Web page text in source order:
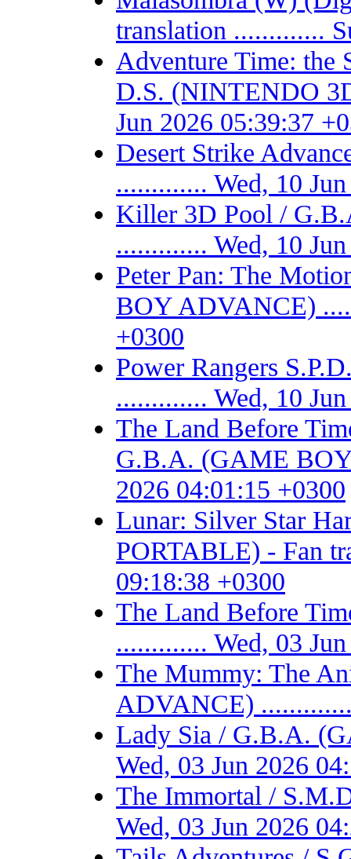
translation .............
Adventure Time: the
D.S. (NINTENDO
Jun 2026 05:39:37
Desert Strike
............. Wed, 10
Killer 3D Pool /
............. Wed, 10
Peter Pan: The
BOY ADVANCE)
+0300
Power Rangers
............. Wed, 10
The Land Before
G.B.A. (GAME
2026 04:01:15 +0300
Lunar: Silver Star
PORTABLE) - Fan
09:18:38 +0300
The Land Before
............. Wed, 03
The Mummy: The
ADVANCE)
Lady Sia / G.B.A.
Wed, 03 Jun 2026
The Immortal /
Wed, 03 Jun 2026